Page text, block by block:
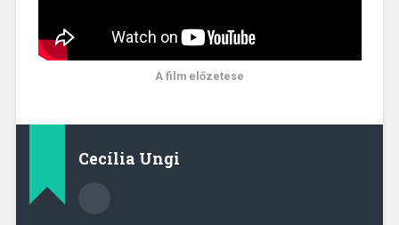
A film előzetese
Cecília Ungi